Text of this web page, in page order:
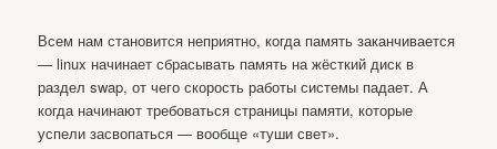
Всем нам становится неприятно, когда память заканчивается
— linux начинает сбрасывать память на жёсткий диск в
раздел swap, от чего скорость работы системы падает. А
когда начинают требоваться страницы памяти, которые
успели засвопаться — вообще «туши свет».